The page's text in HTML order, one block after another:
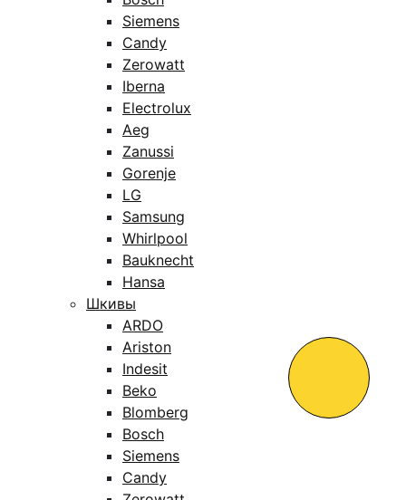
Siemens
Candy
Zerowatt
Iberna
Electrolux
Aeg
Zanussi
Gorenje
LG
Samsung
Whirlpool
Bauknecht
Hansa
Шкивы
ARDO
Ariston
Indesit
Beko
Blomberg
Bosch
Siemens
Candy